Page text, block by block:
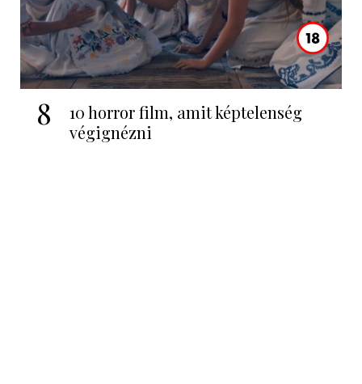
8
10 horror film, amit képtelenség
végignézni